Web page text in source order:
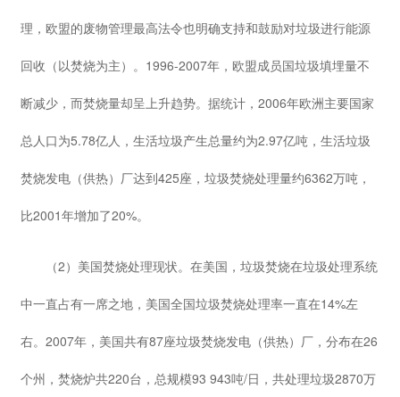
理，欧盟的废物管理最高法令也明确支持和鼓励对垃圾进行能源
回收（以焚烧为主）。1996-2007年，欧盟成员国垃圾填埋量不
断减少，而焚烧量却呈上升趋势。据统计，2006年欧洲主要国家
总人口为5.78亿人，生活垃圾产生总量约为2.97亿吨，生活垃圾
焚烧发电（供热）厂达到425座，垃圾焚烧处理量约6362万吨，
比2001年增加了20%。
（2）美国焚烧处理现状。在美国，垃圾焚烧在垃圾处理系统
中一直占有一席之地，美国全国垃圾焚烧处理率一直在14%左
右。2007年，美国共有87座垃圾焚烧发电（供热）厂，分布在26
个州，焚烧炉共220台，总规模93 943吨/日，共处理垃圾2870万